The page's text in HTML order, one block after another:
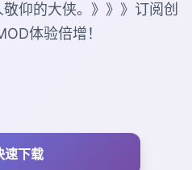
仰的大侠。》》》订阅创
体验倍增！
速下载